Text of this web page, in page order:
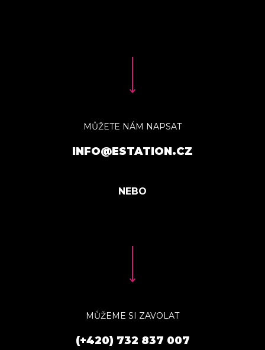
MŮŽETE NÁM NAPSAT
INFO@ESTATION.CZ
MŮŽEME SI ZAVOLAT
(+420) 732 837 007